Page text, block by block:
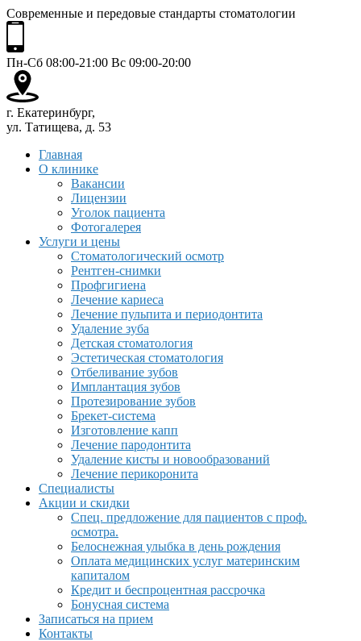
Современные и передовые стандарты стоматологии
Пн-Сб 08:00-21:00 Вс 09:00-20:00
г. Екатеринбург,
ул. Татищева, д. 53
Главная
О клинике
Вакансии
Лицензии
Уголок пациента
Фотогалерея
Услуги и цены
Стоматологический осмотр
Рентген-снимки
Профгигиена
Лечение кариеса
Лечение пульпита и периодонтита
Удаление зуба
Детская стоматология
Эстетическая стоматология
Отбеливание зубов
Имплантация зубов
Протезирование зубов
Брекет-система
Изготовление капп
Лечение пародонтита
Удаление кисты и новообразований
Лечение перикоронита
Специалисты
Акции и скидки
Спец. предложение для пациентов с проф.
осмотра.
Белоснежная улыбка в день рождения
Оплата медицинских услуг материнским
капиталом
Кредит и беспроцентная рассрочка
Бонусная система
Записаться на прием
Контакты